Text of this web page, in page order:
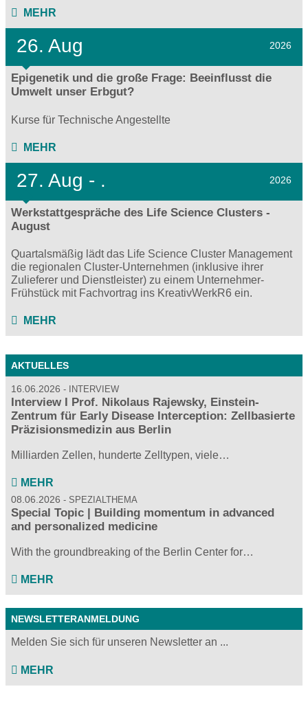
MEHR
26. Aug 2026
Epigenetik und die große Frage: Beeinflusst die
Umwelt unser Erbgut?
Kurse für Technische Angestellte
MEHR
27. Aug - . 2026
Werkstattgespräche des Life Science Clusters -
August
Quartalsmäßig lädt das Life Science Cluster Management
die regionalen Cluster-Unternehmen (inklusive ihrer
Zulieferer und Dienstleister) zu einem Unternehmer-
Frühstück mit Fachvortrag ins KreativWerkR6 ein.
MEHR
AKTUELLES
16.06.2026 INTERVIEW
Interview I Prof. Nikolaus Rajewsky, Einstein-
Zentrum für Early Disease Interception: Zellbasierte
Präzisionsmedizin aus Berlin
Milliarden Zellen, hunderte Zelltypen, viele…
MEHR
08.06.2026 SPEZIALTHEMA
Special Topic | Building momentum in advanced
and personalized medicine
With the groundbreaking of the Berlin Center for…
MEHR
NEWSLETTERANMELDUNG
Melden Sie sich für unseren Newsletter an ...
MEHR